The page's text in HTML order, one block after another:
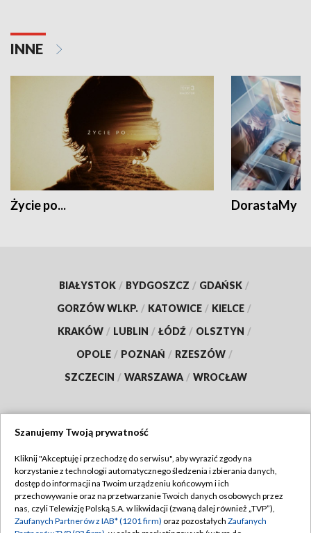
INNE
Życie po... DorastaMy
BIAŁYSTOK / BYDGOSZCZ / GDAŃSK /
GORZÓW WLKP. / KATOWICE / KIELCE /
KRAKÓW / LUBLIN / ŁÓDŹ / OLSZTYN /
OPOLE / POZNAŃ / RZESZÓW /
SZCZECIN / WARSZAWA / WROCŁAW
TVP
Abonament TVP
Emisja w TVP
Regulamin TVP
Polityka prywatności
Szanujemy Twoją prywatność
Kliknij "Akceptuję i przechodzę do serwisu", aby wyrazić zgody na
korzystanie z technologii automatycznego śledzenia i zbierania danych,
dostęp do informacji na Twoim urządzeniu końcowym i ich
przechowywanie oraz na przetwarzanie Twoich danych osobowych przez
nas, czyli Telewizję Polską S.A. w likwidacji (zwaną dalej również „TVP”),
Zaufanych Partnerów z IAB* (1201 firm) oraz pozostałych Zaufanych